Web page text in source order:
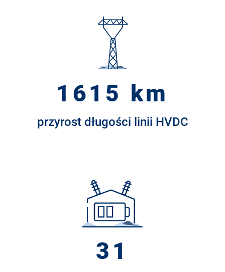
1615 km
przyrost długości linii HVDC
31